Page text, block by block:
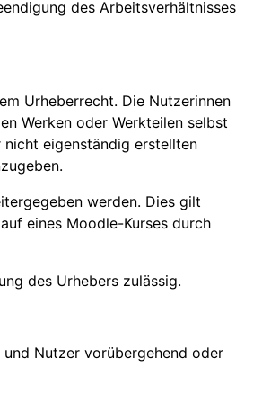
des Arbeitsverhältnisses
Urheberrecht. Die Nutzerinnen
Werken oder Werkteilen selbst
eigenständig erstellten
werden. Dies gilt
eines Moodle-Kurses durch
des Urhebers zulässig.
und Nutzer vorübergehend oder